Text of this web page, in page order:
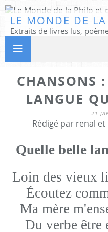
CHANSONS
LANGUE
21
Rédigé par renal
Quelle belle
Loin des vieux
Écoutez
Ma mère
Du verbe être